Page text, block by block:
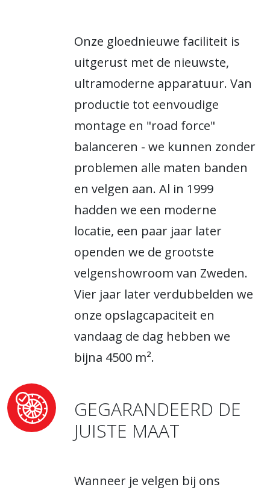
Onze gloednieuwe faciliteit is
uitgerust met de nieuwste,
ultramoderne apparatuur. Van
productie tot eenvoudige
montage en "road force"
balanceren - we kunnen zonder
problemen alle maten banden
en velgen aan. Al in 1999
hadden we een moderne
locatie, een paar jaar later
openden we de grootste
velgenshowroom van Zweden.
Vier jaar later verdubbelden we
onze opslagcapaciteit en
vandaag de dag hebben we
bijna 4500 m².
GEGARANDEERD DE
JUISTE MAAT
Wanneer je velgen bij ons